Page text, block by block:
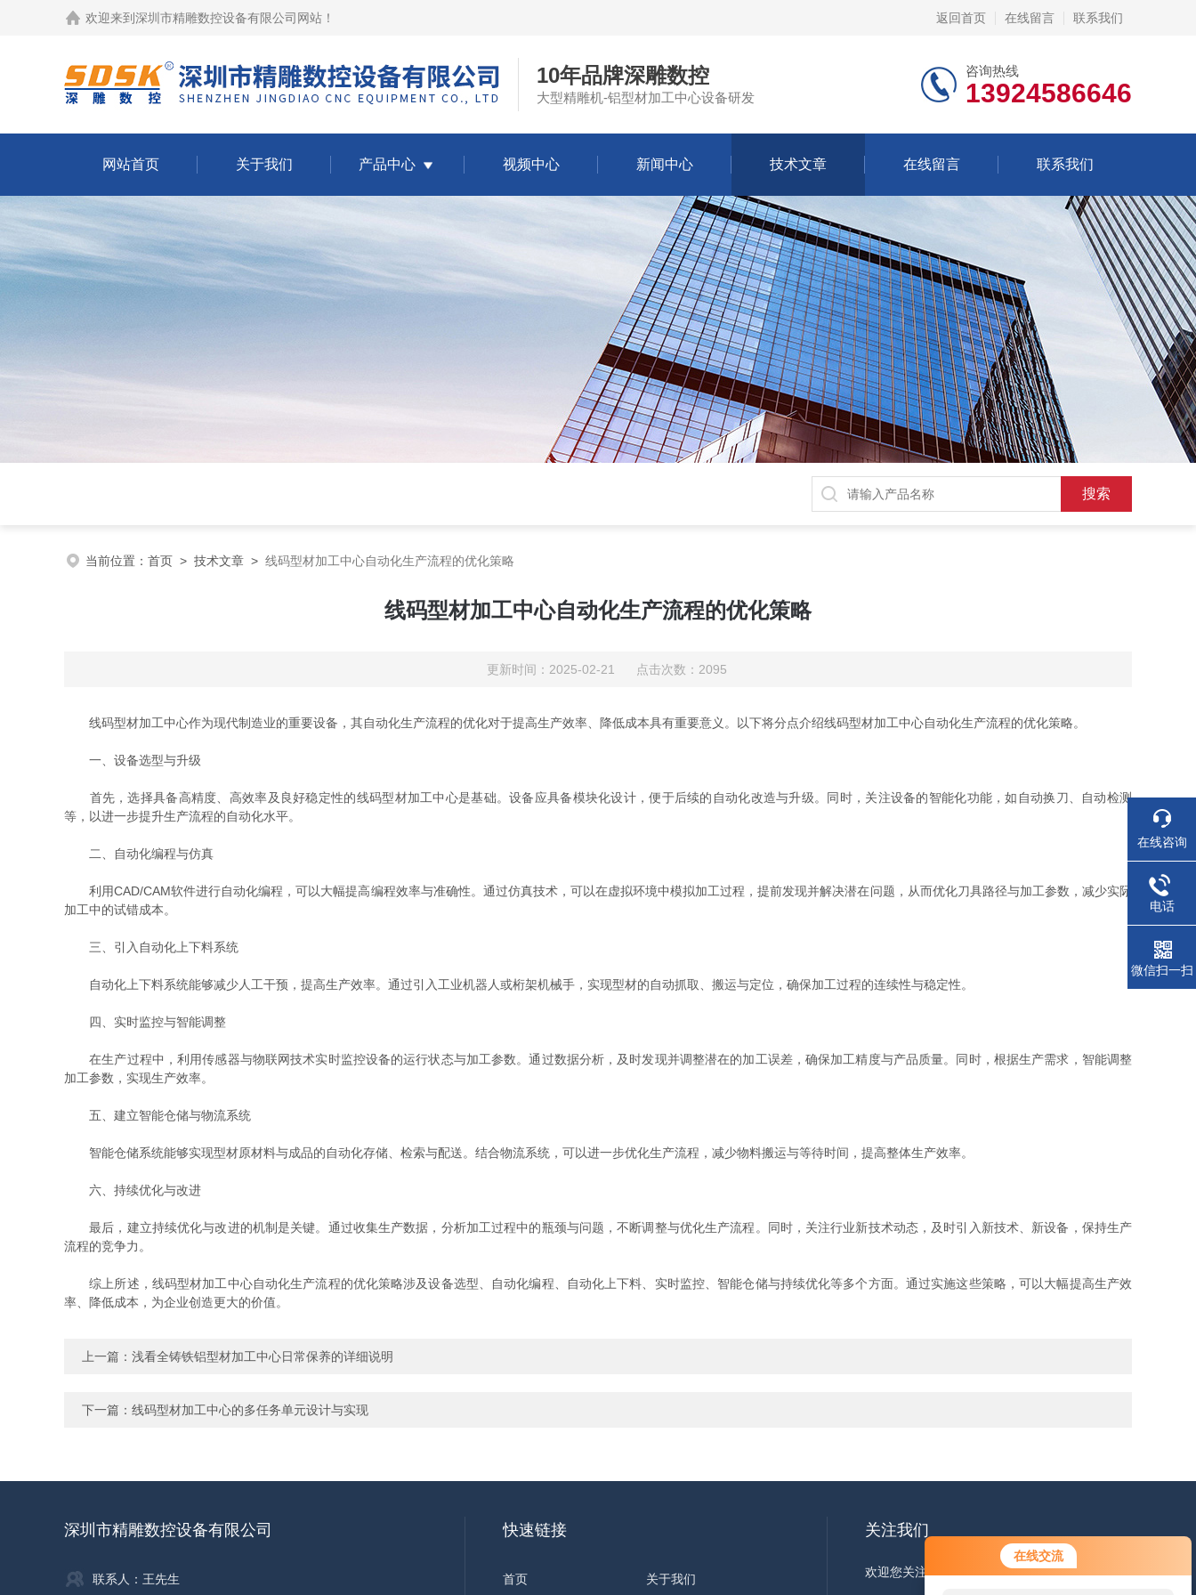
在线交流
欢迎来到 深圳市精雕数控设备有限公司网站 ！ 返回首页 在线留言 联系我们
10年品牌深雕数控
大型精雕机-铝型材加工中心设备研发
咨询热线
13924586646
网站首页 关于我们 产品中心 视频中心 新闻中心 技术文章 在线留言 联系我们
当前位置： 首页 > 技术文章 > 线码型材加工中心自动化生产流程的优化策略
线码型材加工中心自动化生产流程的优化策略
更新时间：2025-02-21 点击次数：2095
线码型材加工中心作为现代制造业的重要设备，其自动化生产流程的优化对于提高生产效率、降低成本具有重要意义。以下将分点介绍线码型材加工中心自动化生产流程的优化策略。
一、设备选型与升级
首先，选择具备高精度、高效率及良好稳定性的线码型材加工中心是基础。设备应具备模块化设计，便于后续的自动化改造与升级。同时，关注设备的智能化功能，如自动换刀、自动检测
等，以进一步提升生产流程的自动化水平。
二、自动化编程与仿真
利用CAD/CAM软件进行自动化编程，可以大幅提高编程效率与准确性。通过仿真技术，可以在虚拟环境中模拟加工过程，提前发现并解决潜在问题，从而优化刀具路径与加工参数，减少实际
加工中的试错成本。
三、引入自动化上下料系统
自动化上下料系统能够减少人工干预，提高生产效率。通过引入工业机器人或桁架机械手，实现型材的自动抓取、搬运与定位，确保加工过程的连续性与稳定性。
四、实时监控与智能调整
在生产过程中，利用传感器与物联网技术实时监控设备的运行状态与加工参数。通过数据分析，及时发现并调整潜在的加工误差，确保加工精度与产品质量。同时，根据生产需求，智能调整
加工参数，实现生产效率。
五、建立智能仓储与物流系统
智能仓储系统能够实现型材原材料与成品的自动化存储、检索与配送。结合物流系统，可以进一步优化生产流程，减少物料搬运与等待时间，提高整体生产效率。
六、持续优化与改进
最后，建立持续优化与改进的机制是关键。通过收集生产数据，分析加工过程中的瓶颈与问题，不断调整与优化生产流程。同时，关注行业新技术动态，及时引入新技术、新设备，保持生产
流程的竞争力。
综上所述，线码型材加工中心自动化生产流程的优化策略涉及设备选型、自动化编程、自动化上下料、实时监控、智能仓储与持续优化等多个方面。通过实施这些策略，可以大幅提高生产效
率、降低成本，为企业创造更大的价值。
上一篇： 浅看全铸铁铝型材加工中心日常保养的详细说明
下一篇： 线码型材加工中心的多任务单元设计与实现
深圳市精雕数控设备有限公司
联系人：王先生
快速链接
首页 关于我们
关注我们
欢迎您关注我们的微信公众号了解更多信息
在线咨询
电话
微信扫一扫